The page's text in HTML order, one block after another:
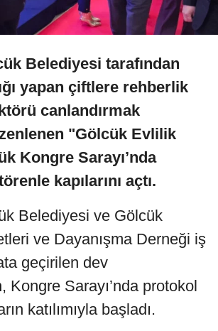
Belediyesi tarafından
yapan çiftlere rehberlik
canlandırmak
"Gölcük Evlilik
Kongre Sarayı’nda
kapılarını açtı.
Belediyesi ve Gölcük
ve Dayanışma Derneği iş
geçirilen dev
Kongre Sarayı’nda protokol
katılımıyla başladı.